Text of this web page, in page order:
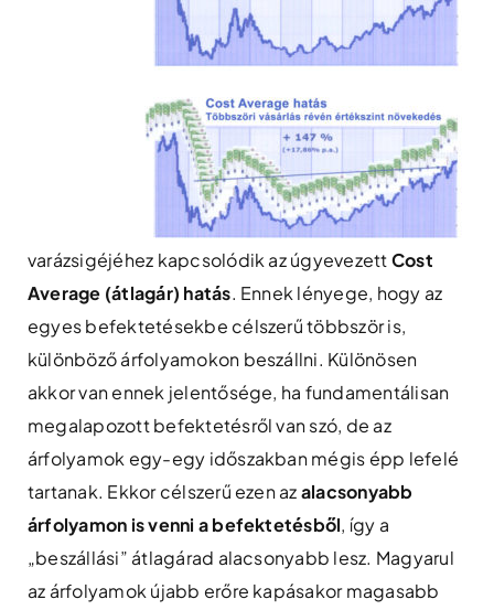
varázsigéjéhez kapcsolódik az úgyevezettCost
Average (átlagár) hatás. Ennek lényege, hogy az
egyes befektetésekbe célszerű többször is,
különböző árfolyamokon beszállni. Különösen
akkor van ennek jelentősége, ha fundamentálisan
megalapozott befektetésről van szó, de az
árfolyamok egy-egy időszakban mégis épp lefelé
tartanak. Ekkor célszerű ezen azalacsonyabb
árfolyamon is venni a befektetésből, így a
„beszállási” átlagárad alacsonyabb lesz. Magyarul
az árfolyamok újabb erőre kapásakor magasabb